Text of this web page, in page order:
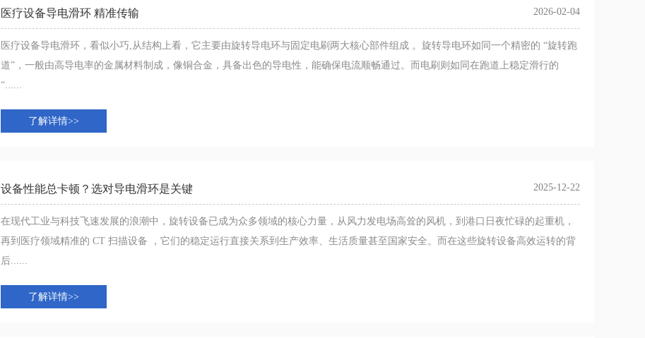
医疗设备导电滑环 精准传输 2026-02-04
医疗设备导电滑环，看似小巧,从结构上看，它主要由旋转导电环与固定电刷两大核心部件组成 。旋转导电环如同一个精密的 “旋转跑
道”，一般由高导电率的金属材料制成，像铜合金，具备出色的导电性，能确保电流顺畅通过。而电刷则如同在跑道上稳定滑行的
“......
了解详情>>
设备性能总卡顿？选对导电滑环是关键 2025-12-22
在现代工业与科技飞速发展的浪潮中，旋转设备已成为众多领域的核心力量，从风力发电场高耸的风机，到港口日夜忙碌的起重机，
再到医疗领域精准的 CT 扫描设备 ，它们的稳定运行直接关系到生产效率、生活质量甚至国家安全。而在这些旋转设备高效运转的背
后......
了解详情>>